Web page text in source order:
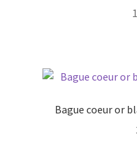
Bague coeur or